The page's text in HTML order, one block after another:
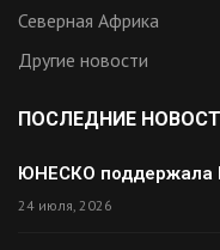
Северная Африка
Другие новости
ПОСЛЕДНИЕ
ЮНЕСКО поддержала
24 июля, 2026